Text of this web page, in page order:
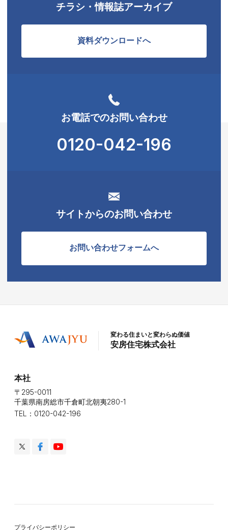
チラシ・情報誌アーカイブ
資料ダウンロードへ
お電話でのお問い合わせ
0120-042-196
サイトからのお問い合わせ
お問い合わせフォームへ
変わる住まいと変わらぬ価値
安房住宅株式会社
本社
〒295-0011
千葉県南房総市千倉町北朝夷280-1
TEL：0120-042-196
プライバシーポリシー